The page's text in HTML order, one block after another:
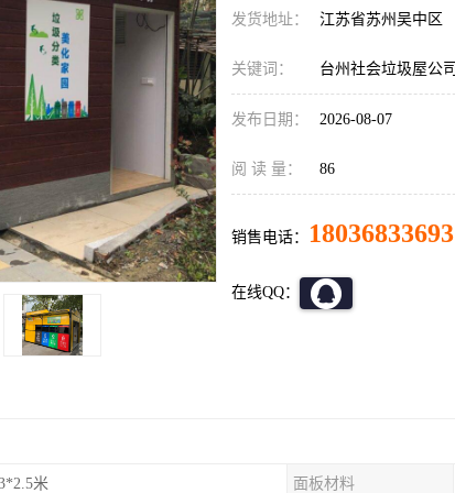
发货地址： 江苏省苏州吴中区
关键词： 台州社会垃圾屋公司
发布日期： 2026-08-07
阅 读 量： 86
销售电话： 18036833693
在线QQ：
米 面板材料